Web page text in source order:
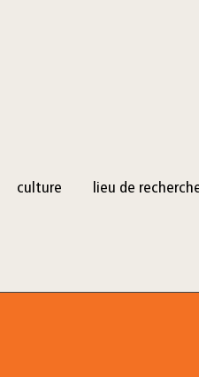
culture lieu de